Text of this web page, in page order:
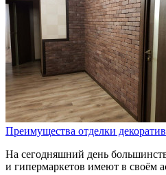
Преимущества отделки
На сегодняшний день
и гипермаркетов имеют в своём